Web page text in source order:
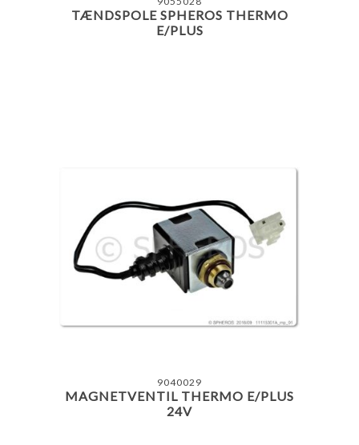
TÆNDSPOLE SPHEROS THERMO
E/PLUS
9040029
MAGNETVENTIL THERMO E/PLUS
24V